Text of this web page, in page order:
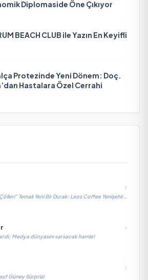
Diplomaside Öne Çıkıyor
BEACH CLUB ile Yazın En Keyifli
Protezinde Yeni Dönem: Doç.
Hastalara Özel Cerrahi
Temalı Yeni Bir Durak: Laos Coffee Yenişehir
Medya dünyasını sarsacak hamle!
Güney Sürprizi